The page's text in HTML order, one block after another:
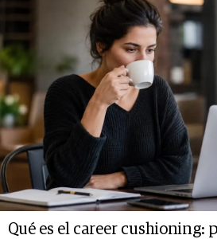
Qué es el career cushioning: